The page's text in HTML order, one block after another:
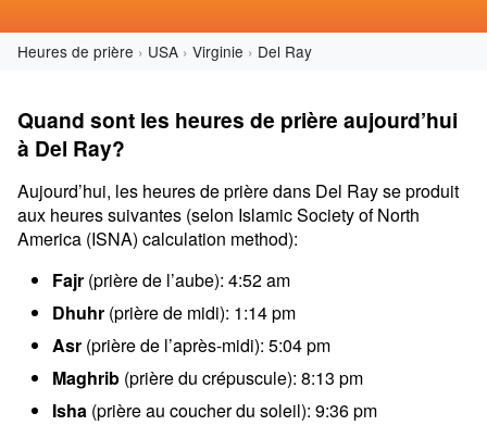
Heures de prière USA Virginie Del Ray
Quand sont les heures de prière aujourd’hui
à Del Ray?
Aujourd’hui, les heures de prière dans Del Ray se produit
aux heures suivantes (selon Islamic Society of North
America (ISNA) calculation method):
Fajr (prière de l’aube): 4:52 am
Dhuhr (prière de midi): 1:14 pm
Asr (prière de l’après-midi): 5:04 pm
Maghrib (prière du crépuscule): 8:13 pm
Isha (prière au coucher du soleil): 9:36 pm